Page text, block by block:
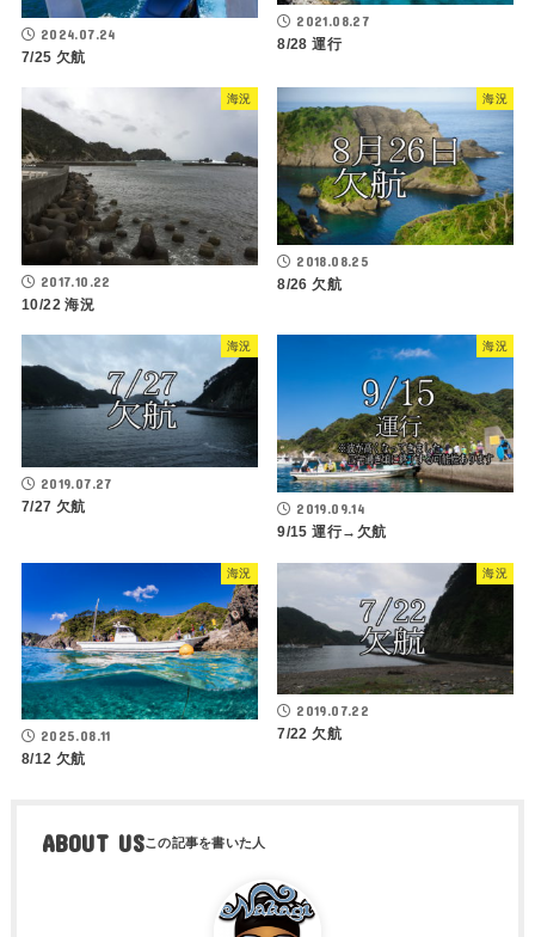
2024.07.24
7/25 欠航
2021.08.27
8/28 運行
海況
2017.10.22
10/22 海況
海況
2018.08.25
8/26 欠航
海況
2019.07.27
7/27 欠航
海況
2019.09.14
9/15 運行→欠航
海況
2025.08.11
8/12 欠航
海況
2019.07.22
7/22 欠航
ABOUT US